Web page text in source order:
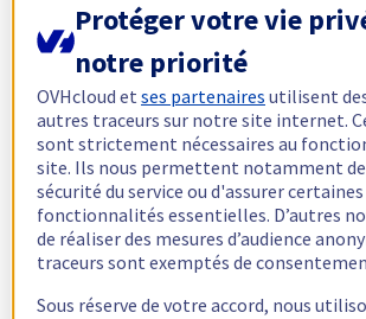
Protéger votre vie
notre priorité
OVHcloud etses partenaires utilisent
autres traceurs sur notre site internet.
sont strictement nécessaires au
site. Ils nous permettent notamment
sécurité du service ou d'assurer certaines
fonctionnalités essentielles. D’autres
de réaliser des mesures d’audience
traceurs sont exemptés de
Sous réserve de votre accord, nous